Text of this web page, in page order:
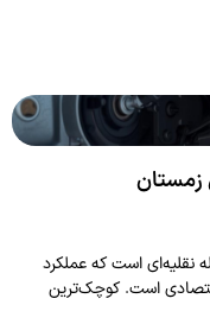
زمستان
نقلیه‌ای است که عملکرد
است. کوچک‌ترین